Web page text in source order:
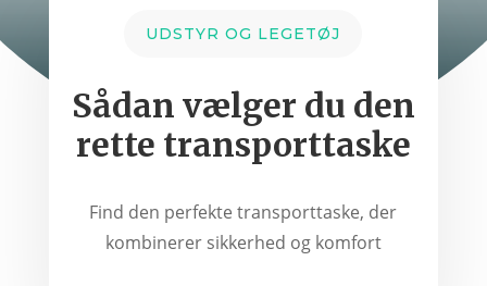
UDSTYR OG LEGETØJ
Sådan vælger du den
rette transporttaske
Find den perfekte transporttaske, der
kombinerer sikkerhed og komfort